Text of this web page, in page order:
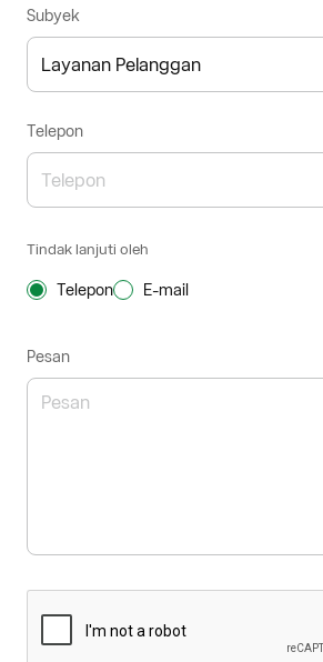
Subyek
Telepon
Tindak lanjuti oleh
Telepon E-mail
Pesan